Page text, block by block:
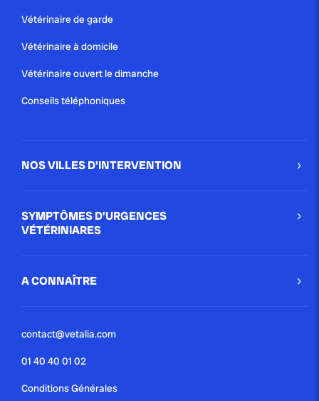
Vétérinaire de garde
Vétérinaire à domicile
Vétérinaire ouvert le dimanche
Conseils téléphoniques
NOS VILLES D'INTERVENTION
SYMPTÔMES D'URGENCES
VÉTÉRINIARES
A CONNAÎTRE
contact@vetalia.com
01 40 40 01 02
Conditions Générales